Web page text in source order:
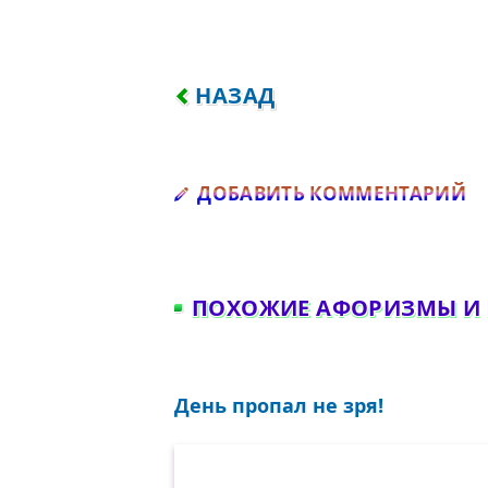
ПРЕДЫДУЩИЙ: ТРОЕ В
НАЗАД
ДОБАВИТЬ КОММЕНТАРИЙ
ПОХОЖИЕ АФОРИЗМЫ И
День пропал не зря!